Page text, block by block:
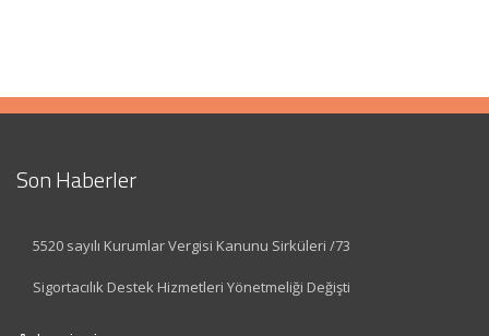
Son Haberler
5520 sayılı Kurumlar Vergisi Kanunu Sirküleri /73
Sigortacılık Destek Hizmetleri Yönetmeliği Değişti